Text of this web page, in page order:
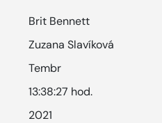
Brit Bennett
Zuzana Slavíková
Tembr
13:38:27 hod.
2021